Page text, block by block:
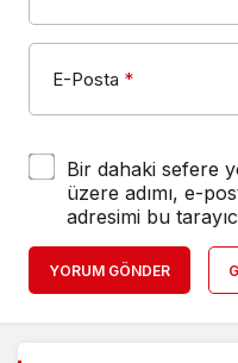
E-Posta *
Bir dahaki sefere
üzere adımı, e-
adresimi bu
YORUM GÖNDER